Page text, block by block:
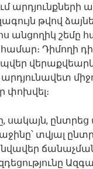
արդյունքների
թվով
անցողիկ շեմը
Դիմողի
փոխվել։
ընտրեց
տվյալ